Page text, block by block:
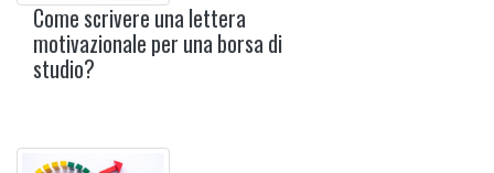
Come scrivere una lettera
motivazionale per una borsa di
studio?